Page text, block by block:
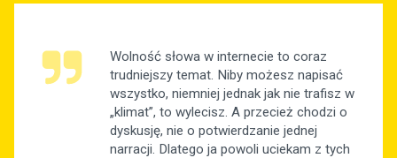
Wolność słowa w internecie to coraz
trudniejszy temat. Niby możesz napisać
wszystko, niemniej jednak jak nie trafisz w
„klimat”, to wylecisz. A przecież chodzi o
dyskusję, nie o potwierdzanie jednej
narracji. Dlatego ja powoli uciekam z tych